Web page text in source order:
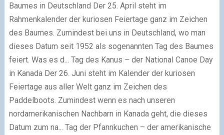
Baumes in Deutschland Der 25. April steht im
Rahmenkalender der kuriosen Feiertage ganz im Zeichen
des Baumes. Zumindest bei uns in Deutschland, wo man
dieses Datum seit 1952 als sogenannten Tag des Baumes
feiert. Was es d... Tag des Kanus – der National Canoe Day
in Kanada Der 26. Juni steht im Kalender der kuriosen
Feiertage aus aller Welt ganz im Zeichen des
Paddelboots. Zumindest wenn es nach unseren
nordamerikanischen Nachbarn in Kanada geht, die dieses
Datum zum na... Tag der Pfannkuchen – der amerikanische